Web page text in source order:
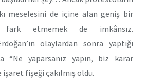
meselesini de içine alan geniş bir
fark etmemek de imkânsız.
olaylardan sonra yaptığı
“Ne yaparsanız yapın, biz karar
fişeği çakılmış oldu.